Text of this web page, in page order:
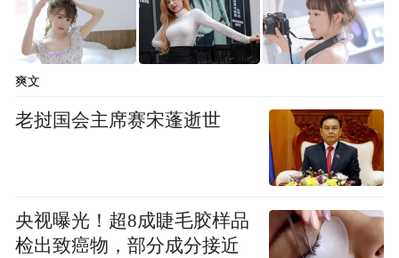
爽文
老挝国会主席赛宋蓬逝世
央视曝光！超8成睫毛胶样品
检出致癌物，部分成分接近